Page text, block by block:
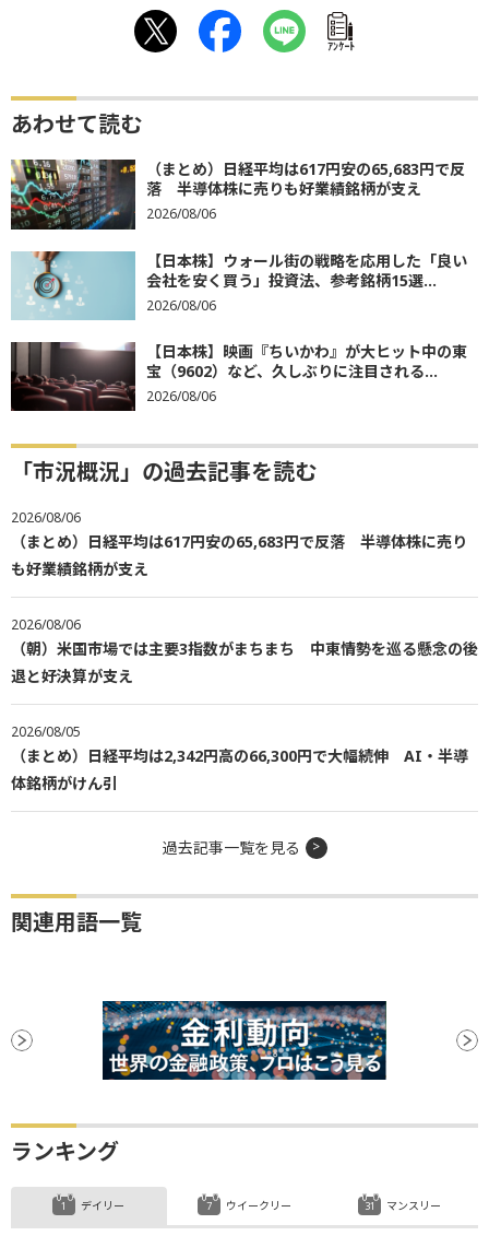
ｱﾝｹｰﾄ
あわせて読む
（まとめ）日経平均は617円安の65,683円で反
落 半導体株に売りも好業績銘柄が支え
2026/08/06
【日本株】ウォール街の戦略を応用した「良い
会社を安く買う」投資法、参考銘柄15選...
2026/08/06
【日本株】映画『ちいかわ』が大ヒット中の東
宝（9602）など、久しぶりに注目される...
2026/08/06
「市況概況」の過去記事を読む
2026/08/06
（まとめ）日経平均は617円安の65,683円で反落 半導体株に売り
も好業績銘柄が支え
2026/08/06
（朝）米国市場では主要3指数がまちまち 中東情勢を巡る懸念の後
退と好決算が支え
2026/08/05
（まとめ）日経平均は2,342円高の66,300円で大幅続伸 AI・半導
体銘柄がけん引
過去記事一覧を見る
関連用語一覧
ランキング
デイリー ウイークリー マンスリー